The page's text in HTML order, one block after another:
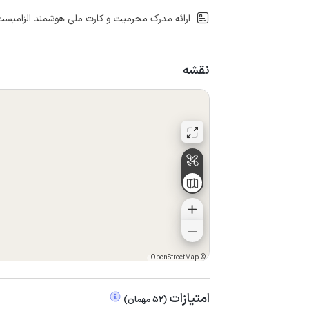
ارائه مدرک محرمیت و کارت ملی هوشمند
نقشه
©
OpenStreetMap
امتیازات (
52مهمان)